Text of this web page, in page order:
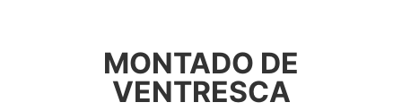
MONTADO DE
VENTRESCA